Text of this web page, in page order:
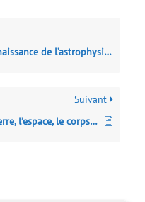
l’astrophysique de laboratoire
Suivant
Encyclopédie infographica : la Terre, l’espace, le corps humain, les animaux, les technologies… et plus encore : pour les petits et grands curieux